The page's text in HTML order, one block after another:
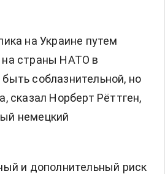
на Украине путем
страны НАТО в
соблазнительной, но
сказал Норберт Рёттген,
немецкий
и дополнительный риск